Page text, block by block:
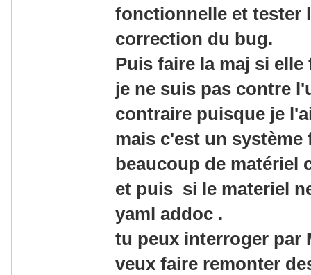
fonctionnelle et tester
correction du bug.
Puis faire la maj si
je ne suis pas contre
contraire puisque je
mais c'est un système
beaucoup de matériel
et puis si le materiel
yaml addoc .
tu peux interroger par
veux faire remonter